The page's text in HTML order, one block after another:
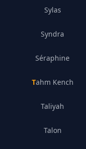
Sylas
Syndra
Séraphine
Tahm Kench
Taliyah
Talon